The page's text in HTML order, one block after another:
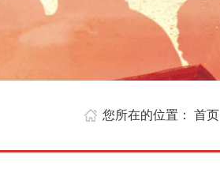
您所在的位置： 首页